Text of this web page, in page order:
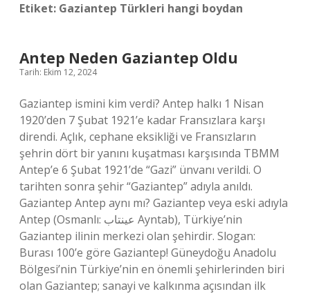
Etiket: Gaziantep Türkleri hangi boydan
Antep Neden Gaziantep Oldu
Tarih: Ekim 12, 2024
Gaziantep ismini kim verdi? Antep halkı 1 Nisan
1920’den 7 Şubat 1921’e kadar Fransızlara karşı
direndi. Açlık, cephane eksikliği ve Fransızların
şehrin dört bir yanını kuşatması karşısında TBMM
Antep’e 6 Şubat 1921’de “Gazi” ünvanı verildi. O
tarihten sonra şehir “Gaziantep” adıyla anıldı.
Gaziantep Antep aynı mı? Gaziantep veya eski adıyla
Antep (Osmanlı: عینتاب Ayntab), Türkiye’nin
Gaziantep ilinin merkezi olan şehirdir. Slogan:
Burası 100’e göre Gaziantep! Güneydoğu Anadolu
Bölgesi’nin Türkiye’nin en önemli şehirlerinden biri
olan Gaziantep; sanayi ve kalkınma açısından ilk